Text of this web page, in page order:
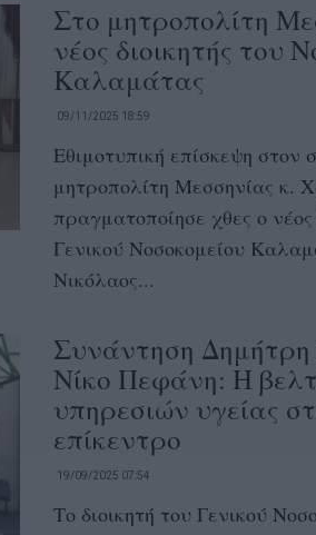
Στο μητροπολίτη
νέος διοικητής του
Καλαμάτας
09/11/2025 18:59
Εθιμοτυπική επίσκεψη στον
μητροπολίτη Μεσσηνίας κ.
πραγματοποίησε χθες ο νέος
Γενικού Νοσοκομείου
Νικόλαος...
Συνάντηση
Νίκο Πεφάνη: H
υπηρεσιών υγείας
επίκεντρο
19/09/2025 07:54
Το διοικητή του Γενικού